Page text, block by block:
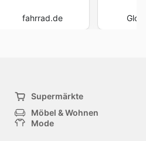
fahrrad.de
Supermärkte
Möbel & Wohnen
Mode